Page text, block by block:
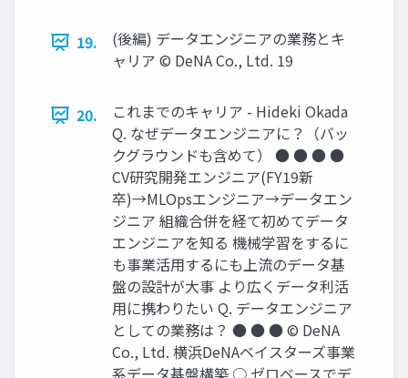
19.
(後編) データエンジニアの業務とキ
ャリア © DeNA Co., Ltd. 19
20.
これまでのキャリア - Hideki Okada
Q. なぜデータエンジニアに？（バッ
クグラウンドも含めて） ● ● ● ●
CV研究開発エンジニア(FY19新
卒)→MLOpsエンジニア→データエン
ジニア 組織合併を経て初めてデータ
エンジニアを知る 機械学習をするに
も事業活⽤するにも上流のデータ基
盤の設計が⼤事 より広くデータ利活
⽤に携わりたい Q. データエンジニア
としての業務は？ ● ● ● © DeNA
Co., Ltd. 横浜DeNAベイスターズ事業